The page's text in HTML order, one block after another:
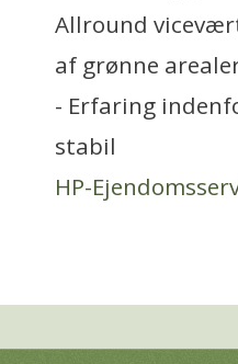
Allround
af grønne
- Erfaring
stabil
HP-